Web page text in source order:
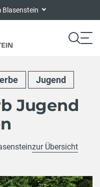
Blasenstein
Jugend
Jugend
zur Übersicht